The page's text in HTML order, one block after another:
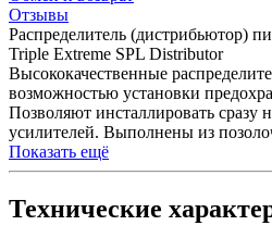
Отзывы
Распределитель (дистрибьютор)
Triple Extreme SPL Distributor
Высококачественные
возможностью установки
Позволяют инсталлировать сразу
усилителей. Выполнены из
Показать ещё
Технические